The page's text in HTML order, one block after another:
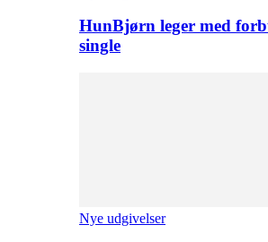
HunBjørn leger med
single
Nye udgivelser